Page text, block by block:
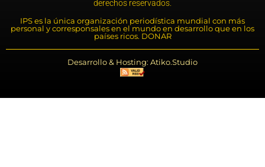
derechos reservados.
IPS es la única organización periodística mundial con más
personal y corresponsales en el mundo en desarrollo que en los
países ricos. DONAR
Desarrollo & Hosting: Atiko.Studio